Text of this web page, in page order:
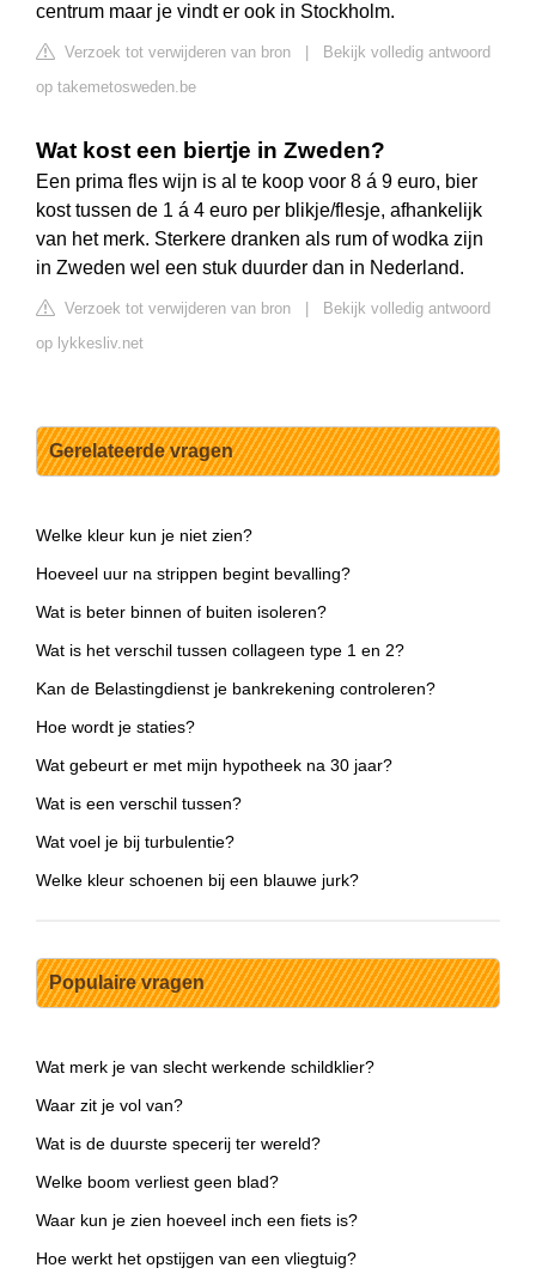
centrum maar je vindt er ook in Stockholm.
Verzoek tot verwijderen van bron
Bekijk volledig antwoord
op takemetosweden.be
Wat kost een biertje in Zweden?
Een prima fles wijn is al te koop voor 8 á 9 euro, bier
kost tussen de 1 á 4 euro per blikje/flesje, afhankelijk
van het merk. Sterkere dranken als rum of wodka zijn
in Zweden wel een stuk duurder dan in Nederland.
Verzoek tot verwijderen van bron
Bekijk volledig antwoord
op lykkesliv.net
Gerelateerde vragen
Welke kleur kun je niet zien?
Hoeveel uur na strippen begint bevalling?
Wat is beter binnen of buiten isoleren?
Wat is het verschil tussen collageen type 1 en 2?
Kan de Belastingdienst je bankrekening controleren?
Hoe wordt je staties?
Wat gebeurt er met mijn hypotheek na 30 jaar?
Wat is een verschil tussen?
Wat voel je bij turbulentie?
Welke kleur schoenen bij een blauwe jurk?
Populaire vragen
Wat merk je van slecht werkende schildklier?
Waar zit je vol van?
Wat is de duurste specerij ter wereld?
Welke boom verliest geen blad?
Waar kun je zien hoeveel inch een fiets is?
Hoe werkt het opstijgen van een vliegtuig?